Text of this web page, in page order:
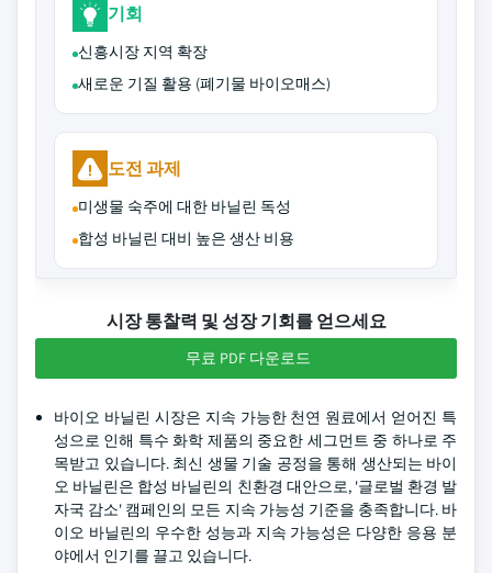
기회
신흥시장 지역 확장
새로운 기질 활용 (폐기물 바이오매스)
도전 과제
미생물 숙주에 대한 바닐린 독성
합성 바닐린 대비 높은 생산 비용
시장 통찰력 및 성장 기회를 얻으세요
무료 PDF 다운로드
바이오 바닐린 시장은 지속 가능한 천연 원료에서 얻어진 특
성으로 인해 특수 화학 제품의 중요한 세그먼트 중 하나로 주
목받고 있습니다. 최신 생물 기술 공정을 통해 생산되는 바이
오 바닐린은 합성 바닐린의 친환경 대안으로, '글로벌 환경 발
자국 감소' 캠페인의 모든 지속 가능성 기준을 충족합니다. 바
이오 바닐린의 우수한 성능과 지속 가능성은 다양한 응용 분
야에서 인기를 끌고 있습니다.